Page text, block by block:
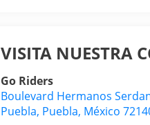
VISITA NUESTRA
Go Riders
Boulevard Hermanos
Puebla, Puebla, México